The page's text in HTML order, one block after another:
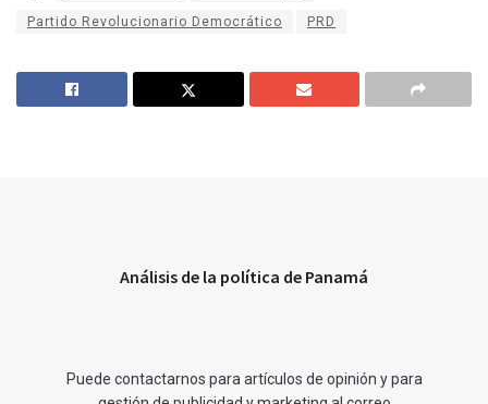
Partido Revolucionario Democrático PRD
Análisis de la política de Panamá
Puede contactarnos para artículos de opinión y para